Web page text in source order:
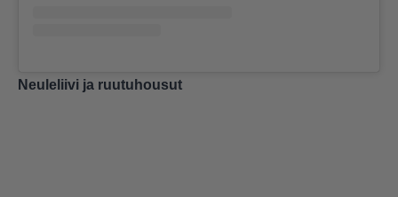
Neuleliivi ja ruutuhousut